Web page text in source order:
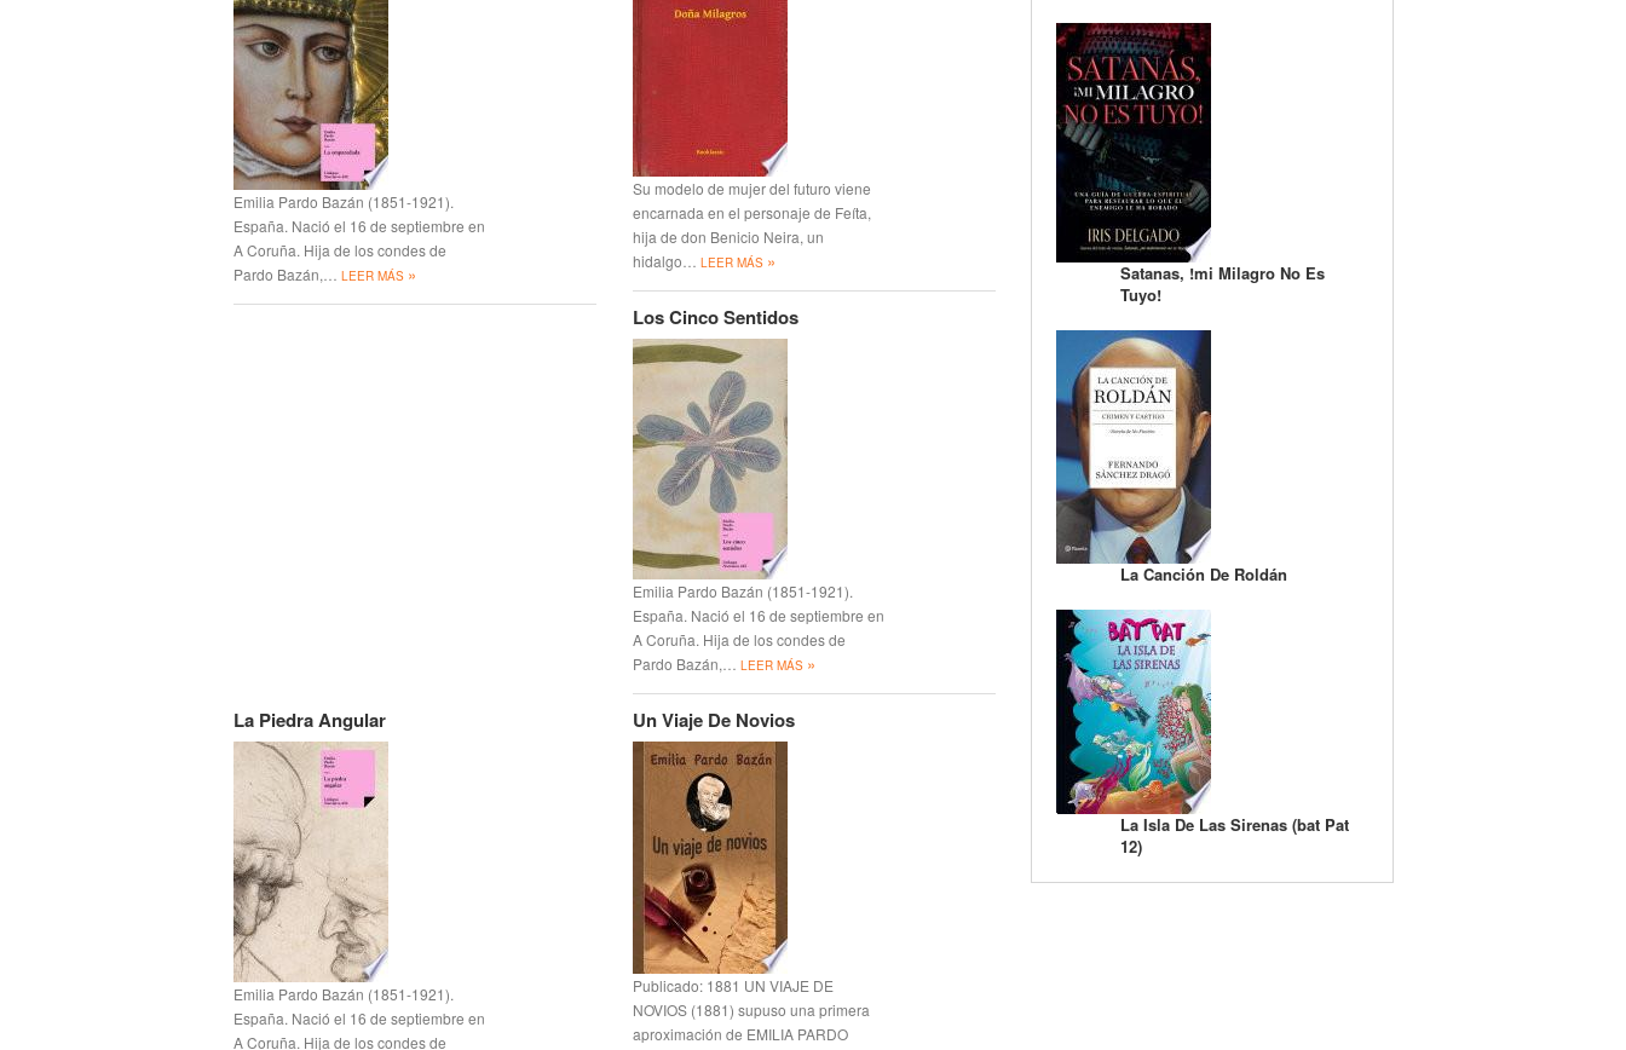
Emilia Pardo Bazán (1851-1921).
España. Nació el 16 de septiembre en
A Coruña. Hija de los condes de
Pardo Bazán,…LEER MÁS »
Su modelo de mujer del futuro viene
encarnada en el personaje de Feíta,
hija de don Benicio Neira, un
hidalgo…LEER MÁS »
Los Cinco Sentidos
Emilia Pardo Bazán (1851-1921).
España. Nació el 16 de septiembre en
A Coruña. Hija de los condes de
Pardo Bazán,…LEER MÁS »
La Piedra Angular
Emilia Pardo Bazán (1851-1921).
España. Nació el 16 de septiembre en
A Coruña. Hija de los condes de
Un Viaje De Novios
Publicado: 1881 UN VIAJE DE
NOVIOS (1881) supuso una primera
aproximación de EMILIA PARDO
Satanas, !mi Milagro No Es
Tuyo!
La Canción De Roldán
La Isla De Las Sirenas (bat Pat
12)